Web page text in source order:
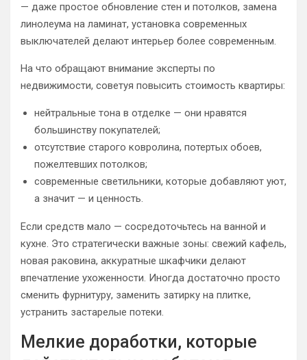
— даже простое обновление стен и потолков, замена
линолеума на ламинат, установка современных
выключателей делают интерьер более современным.
На что обращают внимание эксперты по
недвижимости, советуя повысить стоимость квартиры:
нейтральные тона в отделке — они нравятся
большинству покупателей;
отсутствие старого ковролина, потертых обоев,
пожелтевших потолков;
современные светильники, которые добавляют уют,
а значит — и ценность.
Если средств мало — сосредоточьтесь на ванной и
кухне. Это стратегически важные зоны: свежий кафель,
новая раковина, аккуратные шкафчики делают
впечатление ухоженности. Иногда достаточно просто
сменить фурнитуру, заменить затирку на плитке,
устранить застарелые потеки.
Мелкие доработки, которые